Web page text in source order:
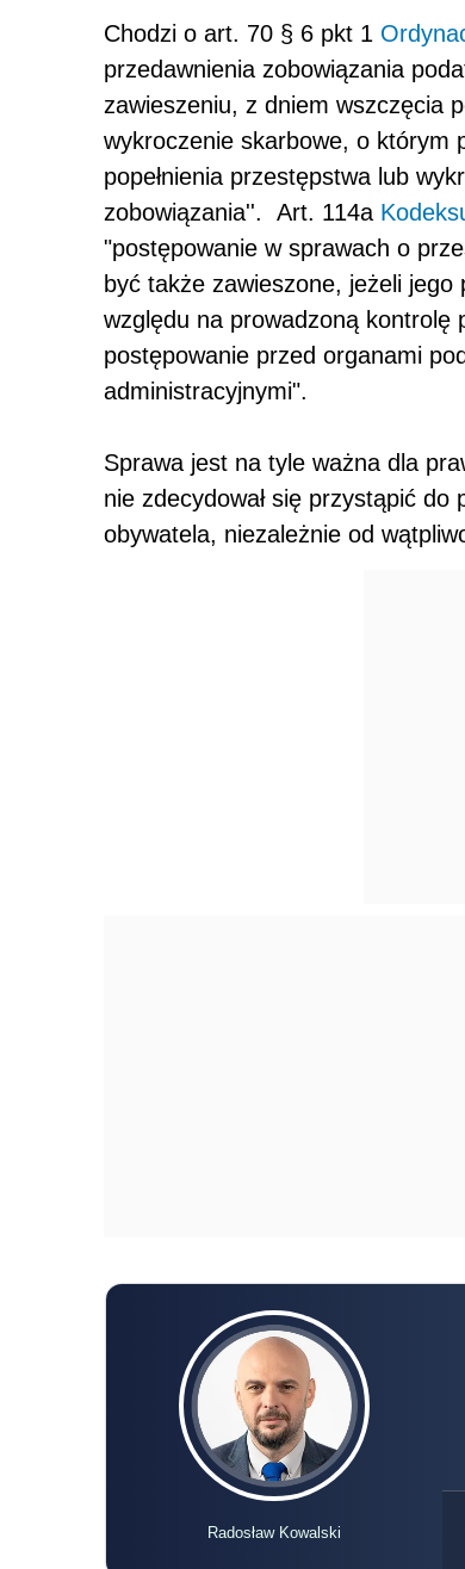
Chodzi o art. 70 § 6 pkt 1
przedawnienia zobowiązania
zawieszeniu, z dniem wszczęcia
wykroczenie skarbowe, o którym
popełnienia przestępstwa lub
zobowiązania''. Art. 114a
"postępowanie w sprawach o
być także zawieszone, jeżeli
względu na prowadzoną kontrolę
postępowanie przed organami
administracyjnymi".
Sprawa jest na tyle ważna dla
nie zdecydował się przystąpić
obywatela, niezależnie od
Radosław Kowalski